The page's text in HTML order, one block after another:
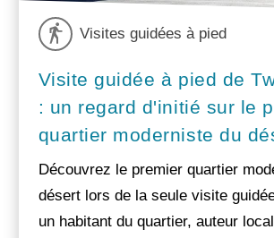
Visites guidées à pied
Visite guidée à pied de
: un regard d'initié sur le
quartier moderniste du
Découvrez le premier quartier
désert lors de la seule visite
un habitant du quartier, auteur